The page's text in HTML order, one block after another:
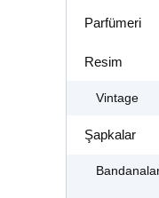
Parfümeri
Resim
Vintage
Şapkalar